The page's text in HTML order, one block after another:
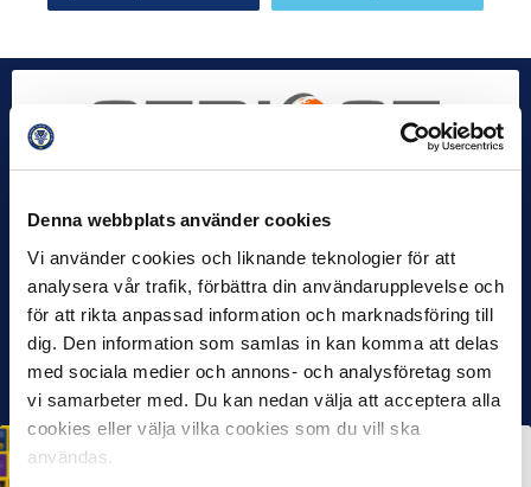
Denna webbplats använder cookies
Vi använder cookies och liknande teknologier för att
analysera vår trafik, förbättra din användarupplevelse och
för att rikta anpassad information och marknadsföring till
dig. Den information som samlas in kan komma att delas
med sociala medier och annons- och analysföretag som
vi samarbeter med. Du kan nedan välja att acceptera alla
cookies eller välja vilka cookies som du vill ska
användas.